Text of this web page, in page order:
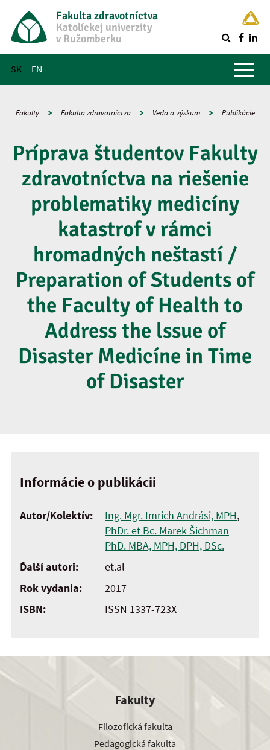
Fakulta zdravotníctva
Katolíckej univerzity
v Ružomberku
SK EN
Hlavné menu
Fakulty Fakulta zdravotníctva Veda a výskum Publikácie
Príprava študentov Fakulty
zdravotníctva na riešenie
problematiky medicíny
katastrof v rámci
hromadných neštastí /
Preparation of Students of
the Faculty of Health to
Address the lssue of
Disaster Medicíne in Time
of Disaster
Informácie o publikácii
Autor/Kolektív: Ing. Mgr. Imrich Andrási, MPH,
PhDr. et Bc. Marek Šichman
PhD. MBA, MPH, DPH, DSc.
Ďalší autori:
et.al
Rok vydania:
2017
ISBN:
ISSN 1337-723X
Fakulty
Filozofická fakulta
Pedagogická fakulta